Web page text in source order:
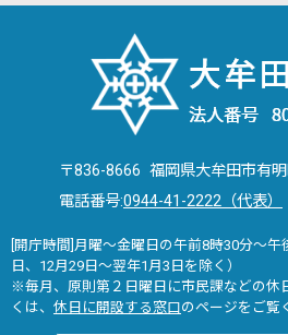
〒836-8666 福岡県大牟田市有
電話番号:0944-41-2222（代表）
[開庁時間]月曜～金曜日の午前8時30分～
日、12月29日～翌年1月3日を除く）
※毎月、原則第２日曜日に市民課などの休
くは、 休日に開設する窓口のページをご覧